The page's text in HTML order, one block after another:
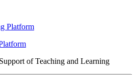
of Teaching and Learning